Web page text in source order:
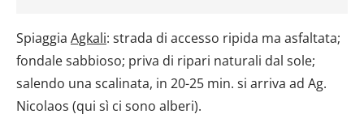
Spiaggia Agkali: strada di accesso ripida ma asfaltata;
fondale sabbioso; priva di ripari naturali dal sole;
salendo una scalinata, in 20-25 min. si arriva ad Ag.
Nicolaos (qui sì ci sono alberi).